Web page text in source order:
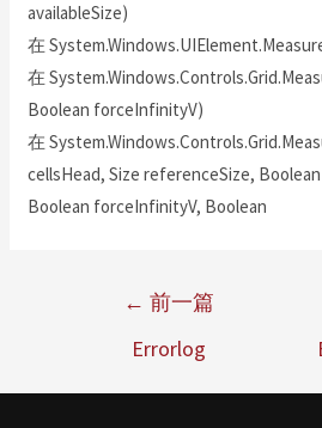
availableSize)
在
在
Boolean forceInfinityV)
在
cellsHead, Size referenceSize,
Boolean forceInfinityV, Boolean
← 前一篇
Errorlog